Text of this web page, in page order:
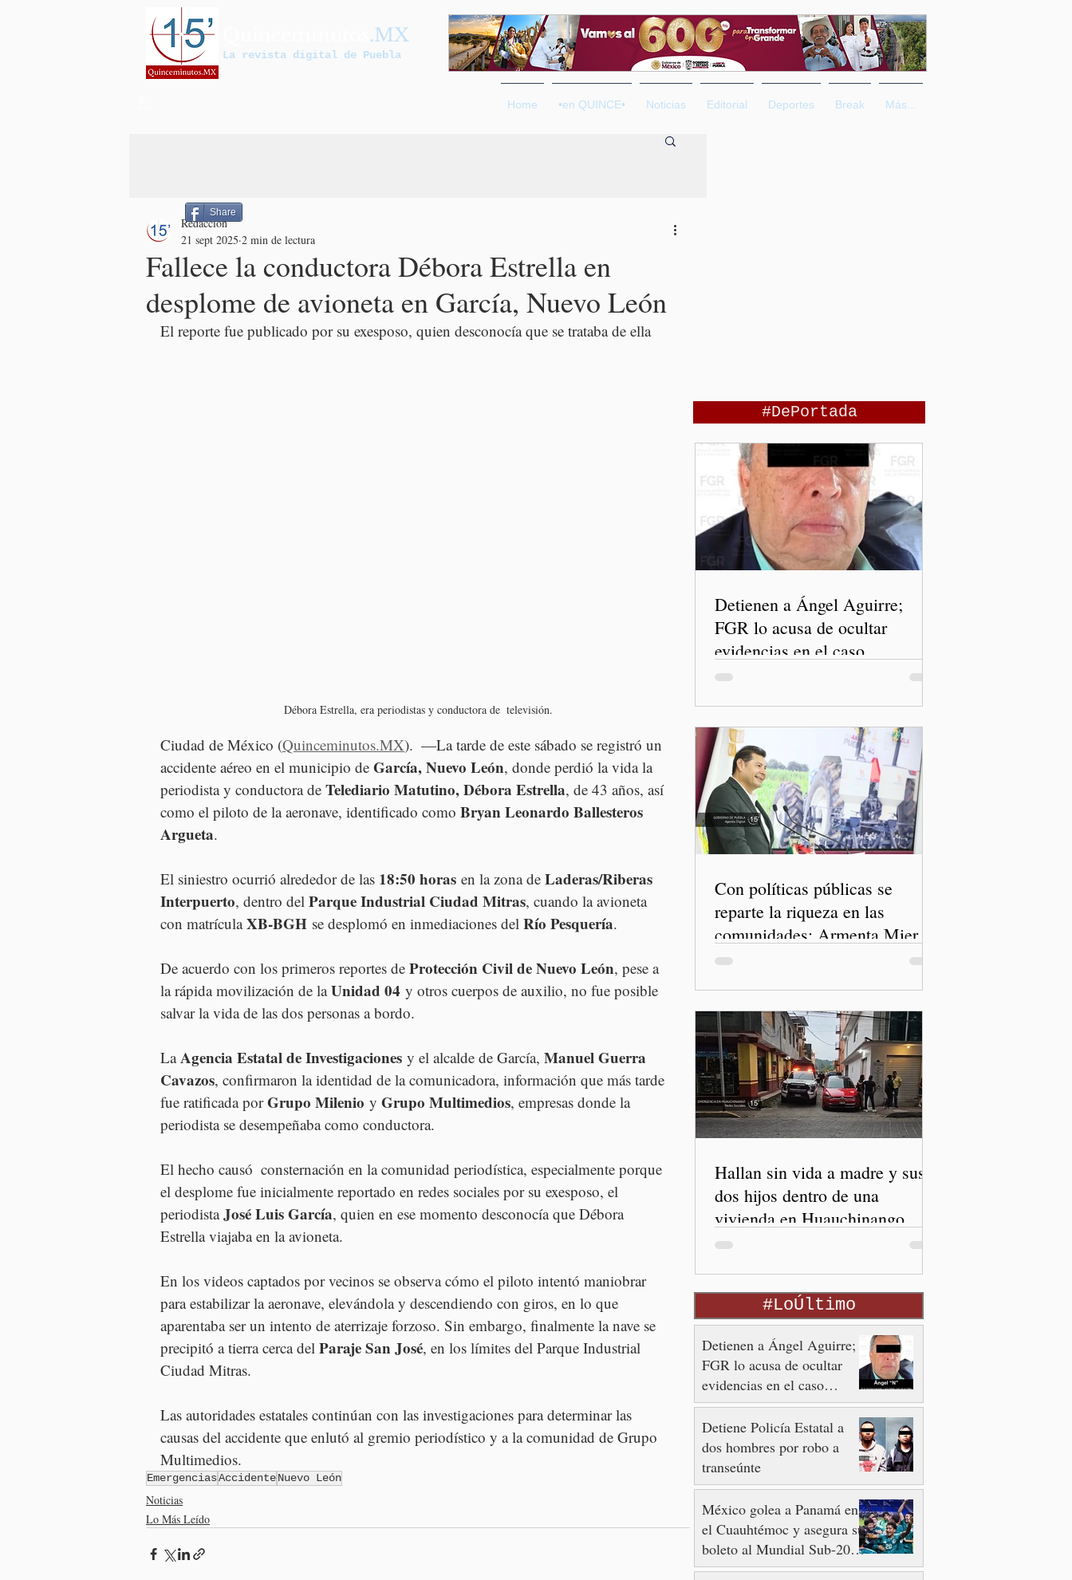
.MX
La revista digital de Puebla
Home •en QUINCE• Noticias Editorial Deportes Break Más...
Fallece la conductora Débora Estrella en
desplome de avioneta en García, Nuevo León
Redacción
21 sept 2025 2 min de lectura
El reporte fue publicado por su exesposo, quien desconocía que se trataba de ella
Débora Estrella, era periodistas y conductora de  televisión.
Ciudad de México (Quinceminutos.MX).  —La tarde de este sábado se registró un
accidente aéreo en el municipio de García, Nuevo León, donde perdió la vida la
periodista y conductora de Telediario Matutino, Débora Estrella, de 43 años, así
como el piloto de la aeronave, identificado como Bryan Leonardo Ballesteros
Argueta.
El siniestro ocurrió alrededor de las 18:50 horas en la zona de Laderas/Riberas
Interpuerto, dentro del Parque Industrial Ciudad Mitras, cuando la avioneta
con matrícula XB-BGH se desplomó en inmediaciones del Río Pesquería.
De acuerdo con los primeros reportes de Protección Civil de Nuevo León, pese a
la rápida movilización de la Unidad 04 y otros cuerpos de auxilio, no fue posible
salvar la vida de las dos personas a bordo.
La Agencia Estatal de Investigaciones y el alcalde de García, Manuel Guerra
Cavazos, confirmaron la identidad de la comunicadora, información que más tarde
fue ratificada por Grupo Milenio y Grupo Multimedios, empresas donde la
periodista se desempeñaba como conductora.
El hecho causó  consternación en la comunidad periodística, especialmente porque
el desplome fue inicialmente reportado en redes sociales por su exesposo, el
periodista José Luis García, quien en ese momento desconocía que Débora
Estrella viajaba en la avioneta.
En los videos captados por vecinos se observa cómo el piloto intentó maniobrar
para estabilizar la aeronave, elevándola y descendiendo con giros, en lo que
aparentaba ser un intento de aterrizaje forzoso. Sin embargo, finalmente la nave se
precipitó a tierra cerca del Paraje San José, en los límites del Parque Industrial
Ciudad Mitras.
Las autoridades estatales continúan con las investigaciones para determinar las
causas del accidente que enlutó al gremio periodístico y a la comunidad de Grupo
Multimedios.
EmergenciasAccidenteNuevo León
Noticias
Lo Más Leído
Share
#DePortada
Detienen a Ángel Aguirre;
FGR lo acusa de ocultar
evidencias en el caso
Ayotzinapa
Con políticas públicas se
reparte la riqueza en las
comunidades: Armenta Mier
Hallan sin vida a madre y sus
dos hijos dentro de una
vivienda en Huauchinango
#LoÚltimo
Detienen a Ángel Aguirre;
FGR lo acusa de ocultar
evidencias en el caso
Ayotzinapa
Detiene Policía Estatal a
dos hombres por robo a
transeúnte
México golea a Panamá en
el Cuauhtémoc y asegura su
boleto al Mundial Sub-20
en 2027